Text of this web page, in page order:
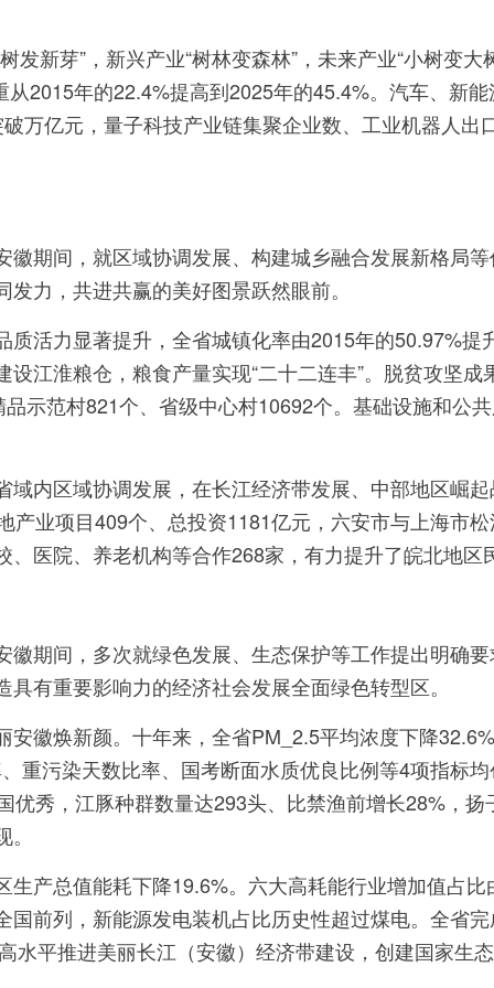
发新芽”，新兴产业“树林变森林”，未来产业“小树变
2015年的22.4%提高到2025年的45.4%。汽车、新
万亿元，量子科技产业链集聚企业数、工业机器人
期间，就区域协调发展、构建城乡融合发展新格局
力，共进共赢的美好图景跃然眼前。
活力显著提升，全省城镇化率由2015年的50.97%
江淮粮仓，粮食产量实现“二十二连丰”。脱贫攻坚
示范村821个、省级中心村10692个。基础设施和公
内区域协调发展，在长江经济带发展、中部地区崛
业项目409个、总投资1181亿元，六安市与上海市
医院、养老机构等合作268家，有力提升了皖北地区
期间，多次就绿色发展、生态保护等工作提出明确
有重要影响力的经济社会发展全面绿色转型区。
徽焕新颜。十年来，全省PM_2.5平均浓度下降
重污染天数比率、国考断面水质优良比例等4项指标
秀，江豚种群数量达293头、比禁渔前增长28%，
产总值能耗下降19.6%。六大高耗能行业增加值占
前列，新能源发电装机占比历史性超过煤电。全省
平推进美丽长江（安徽）经济带建设，创建国家生